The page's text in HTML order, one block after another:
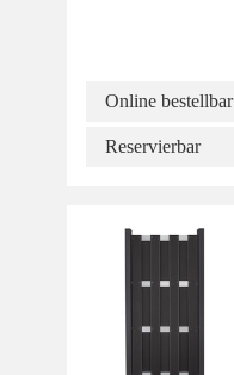
Online bestellbar
Reservierbar